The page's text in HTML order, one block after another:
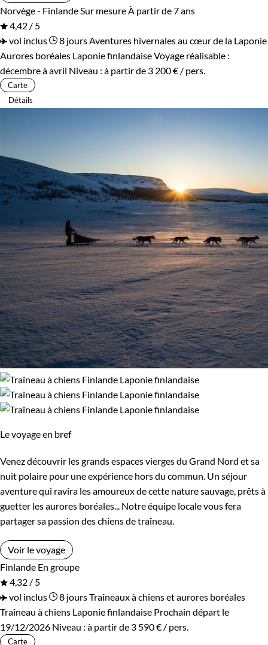
Norvège - FinlandeSur mesureÀ partir de 7 ans
4,42 / 5
vol inclus
8 joursAventures hivernales au cœur de la Laponie
Aurores boréales Laponie finlandaiseVoyage réalisable :
décembre à avril Niveau : à partir de 3 200 € / pers.
Carte
Détails
Le voyage en bref
Venez découvrir les grands espaces vierges du Grand Nord et sa
nuit polaire pour une expérience hors du commun. Un séjour
aventure qui ravira les amoureux de cette nature sauvage, prêts à
guetter les aurores boréales... Notre équipe locale vous fera
partager sa passion des chiens de traîneau.
Voir le voyage
Finlande En groupe
4,32 / 5
vol inclus
8 joursTraîneaux à chiens et aurores boréales
Traîneau à chiens Laponie finlandaise Prochain départ le
19/12/2026 Niveau : à partir de 3 590 € / pers.
Carte